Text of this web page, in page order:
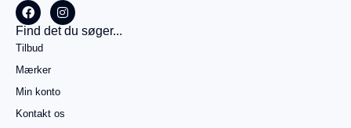
alt
Køb for
499,00kr.
mere for
gratis
betaling
Find det du søger...
Tilbud
Mærker
Min konto
Kontakt os